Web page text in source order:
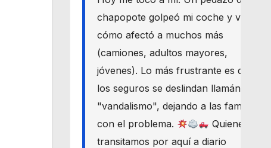
chapopote golpeó mi coche y vi
cómo afectó a muchos más
(camiones, adultos mayores,
jóvenes). Lo más frustrante es que
los seguros se deslindan llamándolo
"vandalismo", dejando a las familias
con el problema.
Quienes
transitamos por aquí a diario